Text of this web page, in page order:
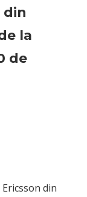
din
la
de
din